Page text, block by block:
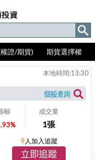
證/期貨) 期貨選擇權
幅
成交量
1張
本地時間:13:30
9 人加入追蹤
立即追蹤